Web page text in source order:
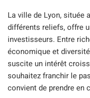
La ville de Lyon, située
différents reliefs, offre
investisseurs. Entre
économique et
suscite un intérêt
souhaitez franchir le
convient de prendre en